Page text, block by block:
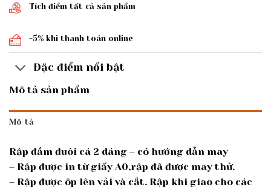
Tích điểm tất cả sản phẩm
-5% khi thanh toán online
Đặc điểm nổi bật
Mô tả sản phẩm
Mô tả
Rập đầm đuôi cá 2 dáng – có hướng dẫn may
– Rập được in từ giấy A0,rập đã được may thử.
– Rập được ôp lên vải và cắt. Rập khi giao cho các